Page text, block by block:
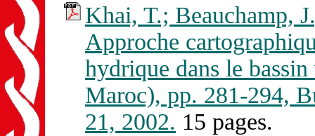
Khai, T.; Beauchamp,
Approche
hydrique dans le
Maroc), pp. 281-294,
21, 2002. 15 pages.